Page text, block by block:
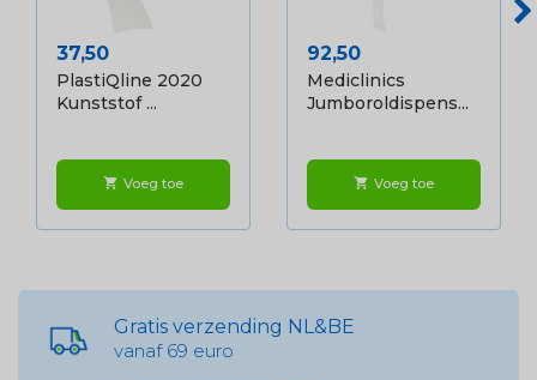
Prijs
37,50
PlastiQline 2020
Kunststof ...
shopping_cart Voeg toe
Prijs
92,50
Mediclinics
Jumboroldispens...
shopping_cart Voeg toe
Gratis verzending NL&BE
vanaf 69 euro